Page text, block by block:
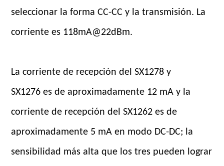
seleccionar la forma CC-CC y la transmisión. La
corriente es 118mA@22dBm.
La corriente de recepción del SX1278 y
SX1276 es de aproximadamente 12 mA y la
corriente de recepción del SX1262 es de
aproximadamente 5 mA en modo DC-DC; la
sensibilidad más alta que los tres pueden lograr